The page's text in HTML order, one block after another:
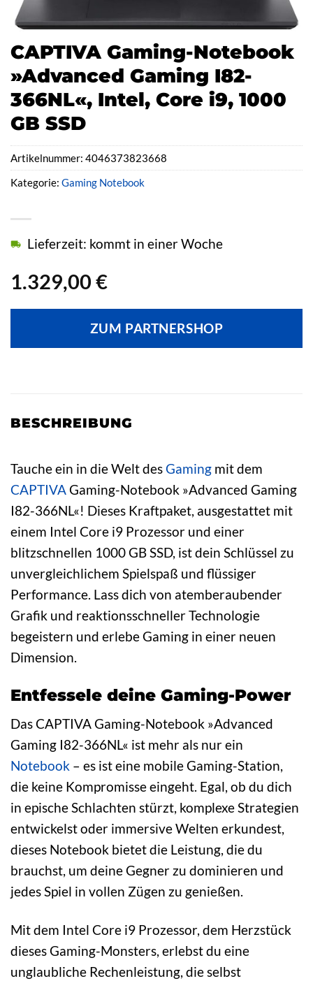
CAPTIVA Gaming-Notebook
»Advanced Gaming I82-
366NL«, Intel, Core i9, 1000
GB SSD
1.329,00 €
Lieferzeit: kommt in einer Woche
ZUM PARTNERSHOP
Artikelnummer: 4046373823668
Kategorie: Gaming Notebook
BESCHREIBUNG
Tauche ein in die Welt desGaming mit dem
CAPTIVAGaming-Notebook »Advanced Gaming
I82-366NL«! Dieses Kraftpaket, ausgestattet mit
einem Intel Core i9 Prozessor und einer
blitzschnellen 1000 GB SSD, ist dein Schlüssel zu
unvergleichlichem Spielspaß und flüssiger
Performance. Lass dich von atemberaubender
Grafik und reaktionsschneller Technologie
begeistern und erlebe Gaming in einer neuen
Dimension.
Entfessele deine Gaming-Power
Das CAPTIVA Gaming-Notebook »Advanced
Gaming I82-366NL« ist mehr als nur ein
Notebook – es ist eine mobile Gaming-Station,
die keine Kompromisse eingeht. Egal, ob du dich
in epische Schlachten stürzt, komplexe Strategien
entwickelst oder immersive Welten erkundest,
dieses Notebook bietet die Leistung, die du
brauchst, um deine Gegner zu dominieren und
jedes Spiel in vollen Zügen zu genießen.
Mit dem Intel Core i9 Prozessor, dem Herzstück
dieses Gaming-Monsters, erlebst du eine
unglaubliche Rechenleistung, die selbst